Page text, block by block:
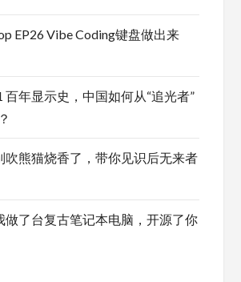
EP26 Vibe Coding键盘做出来
百年显示史，中国如何从“追光者”
吹熊猫烧香了，带你见识后无来者
做了台复古笔记本电脑，开源了你